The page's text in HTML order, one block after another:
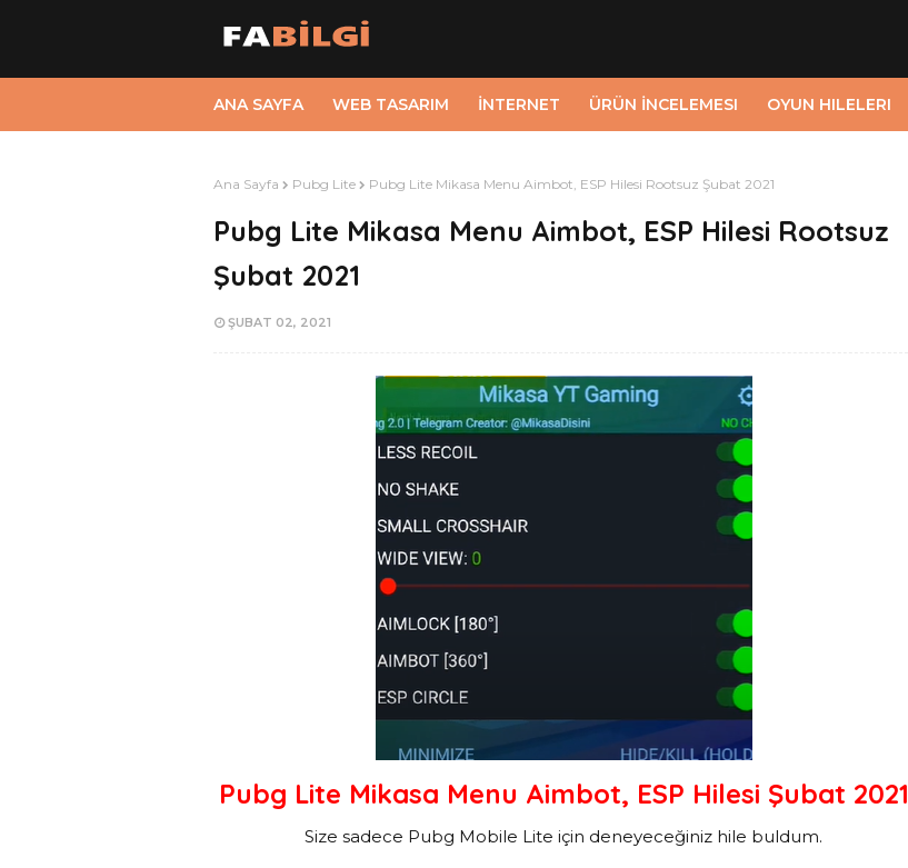
ANA SAYFA WEB TASARIM İNTERNET ÜRÜN İNCELEMESI OYUN HILELERI
Ana Sayfa Pubg Lite Pubg Lite Mikasa Menu Aimbot, ESP Hilesi Rootsuz Şubat 2021
Pubg Lite Mikasa Menu Aimbot, ESP Hilesi Rootsuz
Şubat 2021
ŞUBAT 02, 2021
Pubg Lite Mikasa Menu Aimbot, ESP Hilesi Şubat 2021
Size sadece Pubg Mobile Lite için deneyeceğiniz hile buldum.